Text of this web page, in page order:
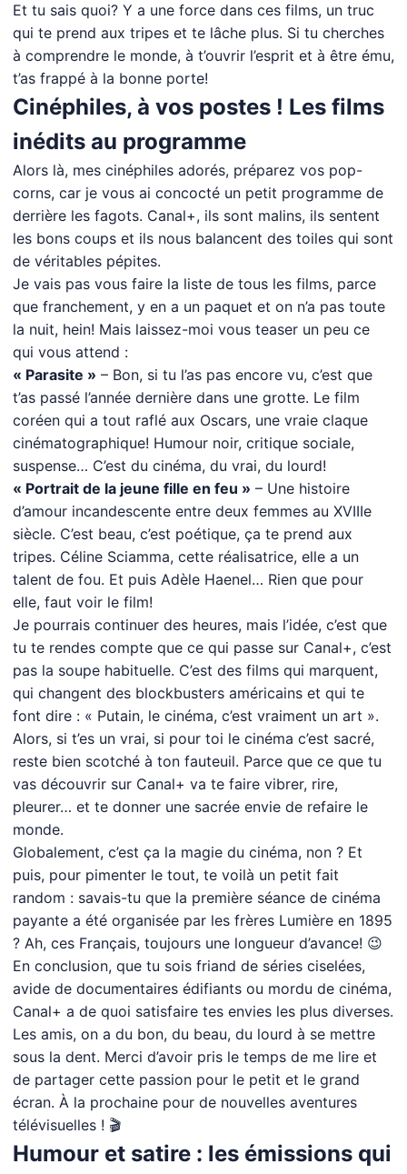
Et tu sais quoi? Y a une force dans ces films, un truc
qui te prend aux tripes et te lâche plus. Si tu cherches
à comprendre le monde, à t’ouvrir l’esprit et à être ému,
t’as frappé à la bonne porte!
Cinéphiles, à vos postes ! Les films
inédits au programme
Alors là, mes cinéphiles adorés, préparez vos pop-
corns, car je vous ai concocté un petit programme de
derrière les fagots. Canal+, ils sont malins, ils sentent
les bons coups et ils nous balancent des toiles qui sont
de véritables pépites.
Je vais pas vous faire la liste de tous les films, parce
que franchement, y en a un paquet et on n’a pas toute
la nuit, hein! Mais laissez-moi vous teaser un peu ce
qui vous attend :
« Parasite » – Bon, si tu l’as pas encore vu, c’est que
t’as passé l’année dernière dans une grotte. Le film
coréen qui a tout raflé aux Oscars, une vraie claque
cinématographique! Humour noir, critique sociale,
suspense… C’est du cinéma, du vrai, du lourd!
« Portrait de la jeune fille en feu » – Une histoire
d’amour incandescente entre deux femmes au XVIIIe
siècle. C’est beau, c’est poétique, ça te prend aux
tripes. Céline Sciamma, cette réalisatrice, elle a un
talent de fou. Et puis Adèle Haenel… Rien que pour
elle, faut voir le film!
Je pourrais continuer des heures, mais l’idée, c’est que
tu te rendes compte que ce qui passe sur Canal+, c’est
pas la soupe habituelle. C’est des films qui marquent,
qui changent des blockbusters américains et qui te
font dire : « Putain, le cinéma, c’est vraiment un art ».
Alors, si t’es un vrai, si pour toi le cinéma c’est sacré,
reste bien scotché à ton fauteuil. Parce que ce que tu
vas découvrir sur Canal+ va te faire vibrer, rire,
pleurer… et te donner une sacrée envie de refaire le
monde.
Globalement, c’est ça la magie du cinéma, non ? Et
puis, pour pimenter le tout, te voilà un petit fait
random : savais-tu que la première séance de cinéma
payante a été organisée par les frères Lumière en 1895
? Ah, ces Français, toujours une longueur d’avance! 😉
En conclusion, que tu sois friand de séries ciselées,
avide de documentaires édifiants ou mordu de cinéma,
Canal+ a de quoi satisfaire tes envies les plus diverses.
Les amis, on a du bon, du beau, du lourd à se mettre
sous la dent. Merci d’avoir pris le temps de me lire et
de partager cette passion pour le petit et le grand
écran. À la prochaine pour de nouvelles aventures
télévisuelles ! 🎬
Humour et satire : les émissions qui